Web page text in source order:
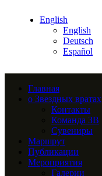
English
English
Deutsch
Español
Главная
о Звездных вратах
Контакты
Команда ЗВ
Сувениры
Маршрут
Публикации
Мероприятия
Галерии